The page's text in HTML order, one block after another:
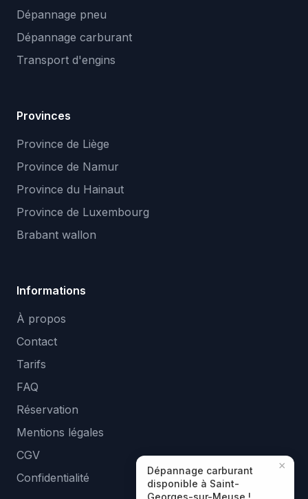
Dépannage pneu
Dépannage carburant
Transport d'engins
Provinces
Province de Liège
Province de Namur
Province du Hainaut
Province de Luxembourg
Brabant wallon
Informations
À propos
Contact
Tarifs
FAQ
Réservation
Mentions légales
CGV
Confidentialité
×
Dépannage carburant
disponible à Saint-
Georges-sur-Meuse !